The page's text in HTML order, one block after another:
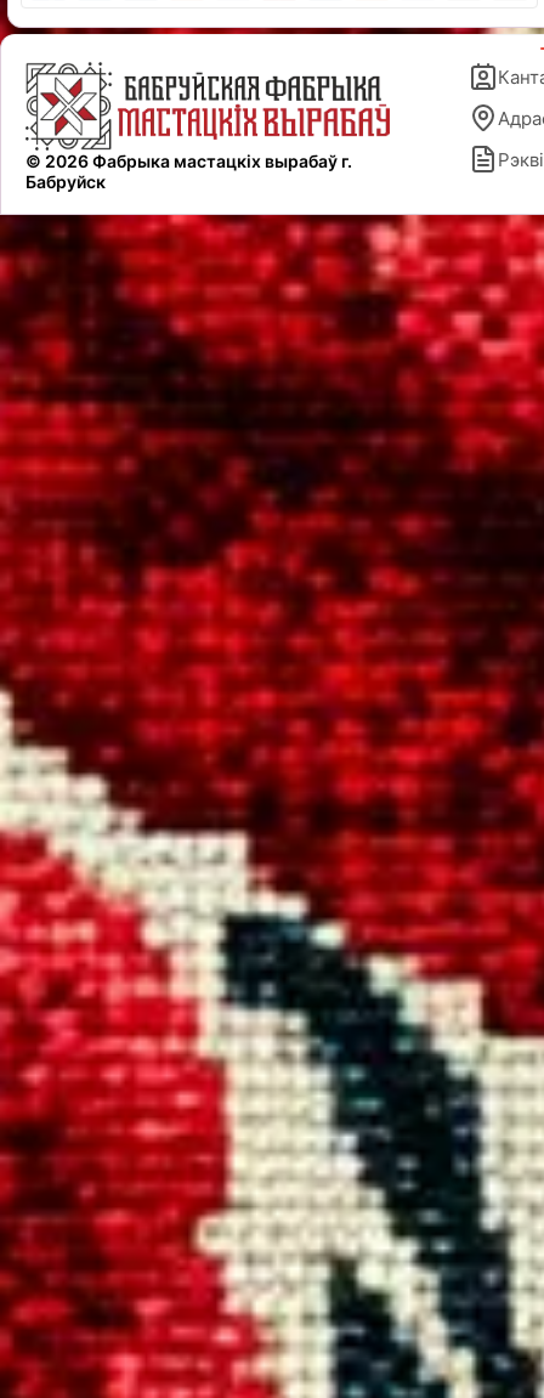
© 2026 Фабрыка мастацкіх вырабаў г.
Бабруйск